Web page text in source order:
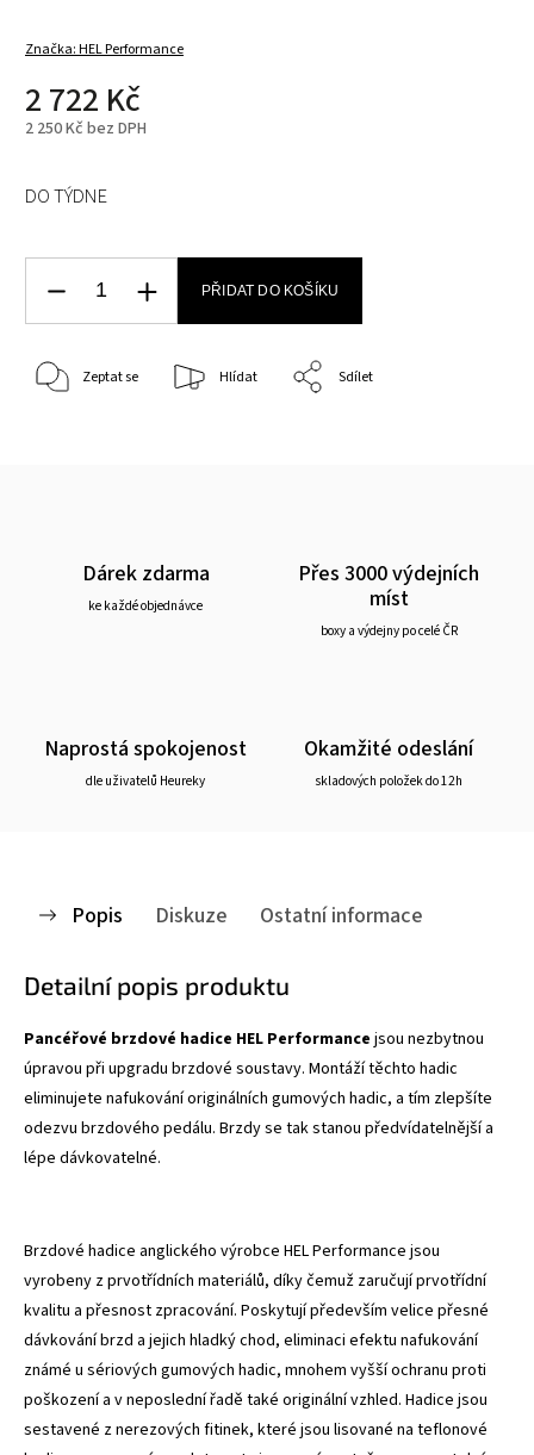
Značka:HEL Performance
2 722 Kč
2 250 Kč bez DPH
DO TÝDNE
PŘIDAT DO KOŠÍKU
Zeptat se Hlídat Sdílet
Dárek zdarma
ke každé objednávce
Přes 3000 výdejních
míst
boxy a výdejny po celé ČR
Naprostá spokojenost
dle uživatelů Heureky
Okamžité odeslání
skladových položek do 12h
Popis Diskuze Ostatní informace
Detailní popis produktu
Pancéřové brzdové hadice HEL Performance jsou nezbytnou
úpravou při upgradu brzdové soustavy. Montáží těchto hadic
eliminujete nafukování originálních gumových hadic, a tím zlepšíte
odezvu brzdového pedálu. Brzdy se tak stanou předvídatelnější a
lépe dávkovatelné.
Brzdové hadice anglického výrobce HEL Performance jsou
vyrobeny z prvotřídních materiálů, díky čemuž zaručují prvotřídní
kvalitu a přesnost zpracování. Poskytují především velice přesné
dávkování brzd a jejich hladký chod, eliminaci efektu nafukování
známé u sériových gumových hadic, mnohem vyšší ochranu proti
poškození a v neposlední řadě také originální vzhled. Hadice jsou
sestavené z nerezových fitinek, které jsou lisované na teflonové